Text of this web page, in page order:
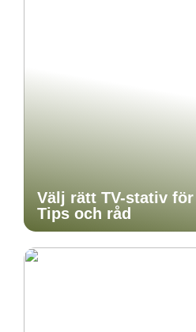
Välj rätt TV-stativ
Tips och råd